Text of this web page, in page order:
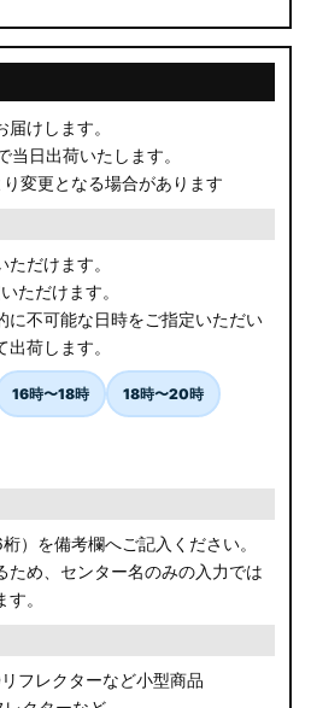
けします。
日出荷いたします。
変更となる場合があります
だけます。
ただけます。
に不可能な日時をご指定いただい
荷します。
16時〜18時 18時〜20時
）を備考欄へご記入ください。
ため、センター名のみの入力では
。
フレクターなど小型商品